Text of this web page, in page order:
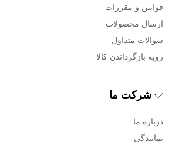
قوانین و مقررات
ارسال محصولات
سوالات متداول
رویه بازگرداندن کالا
شرکت ما
درباره ما
نمایندگی